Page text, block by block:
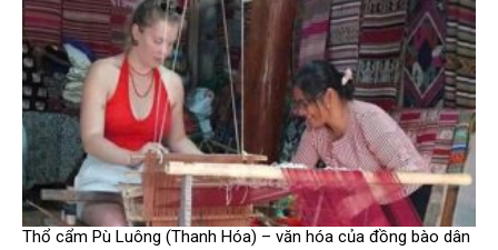
Thổ cẩm Pù Luông (Thanh Hóa) – văn hóa của đồng bào dân